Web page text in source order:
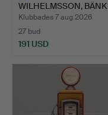
WILHELMSSON, BÄNK
"BAMSE" (115cm) F…
Klubbades 7 aug 2026
27 bud
191 USD